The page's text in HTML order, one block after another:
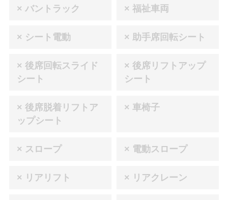
× バントラック × 福祉車両
× シート電動 × 助手席回転シート
× 後席回転スライド
シート
× 後席リフトアップ
シート
× 後席脱着リフトア
ップシート
× 車椅子
× スロープ × 電動スロープ
× リアリフト × リアクレーン